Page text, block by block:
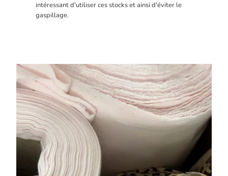
intéressant d'utiliser ces stocks et ainsi d'éviter le
gaspillage.